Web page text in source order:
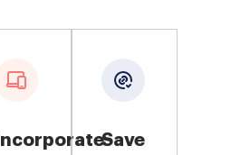
IncorporateSave